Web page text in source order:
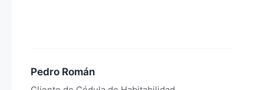
Pedro Román